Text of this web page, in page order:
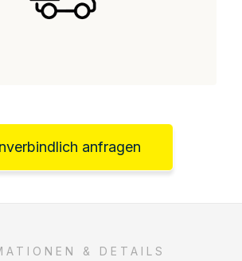
anfragen
& DETAILS